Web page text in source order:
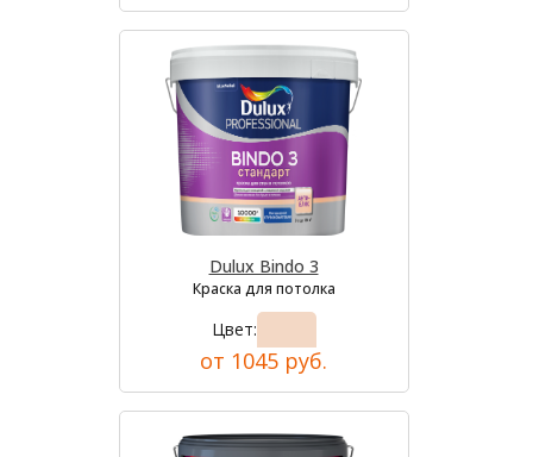
Dulux Bindo 3
Краска для потолка
Цвет:
от 1045 руб.